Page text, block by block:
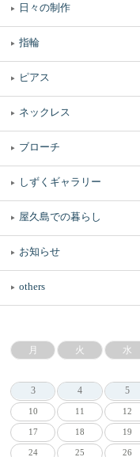
日々の制作
指輪
ピアス
ネックレス
ブローチ
しずくギャラリー
屋久島での暮らし
お知らせ
others
月 火 水
3
4 5
10 11 12
17 18 19
24 25 26